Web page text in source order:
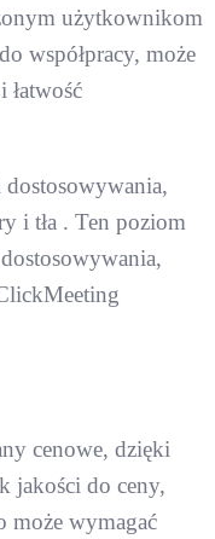
użytkownikom
współpracy, może
i tła . Ten poziom
cenowe, dzięki
jakości do ceny,
może wymagać